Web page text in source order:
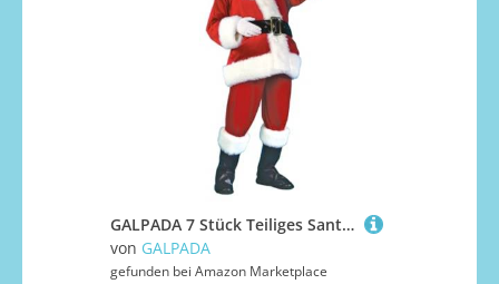
GALPADA 7 Stück Teiliges Santa Claus Kostüm Kreatives Lustiges Weihnachtsmann Outfit mit Hut Oberteil Hose Gürtel Handschuhen und Stiefelüberzügen Atmungsaktiv Unisex für Weihnachtsfeiern
von GALPADA
gefunden bei Amazon Marketplace